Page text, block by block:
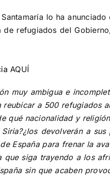
Santamaría lo ha
de refugiados del
AQUÍ
muy ambigua e
reubicar a 500 refugiados
qué nacionalidad y
devolverán a
España para frenar la
que siga trayendo a los
sin que acaben